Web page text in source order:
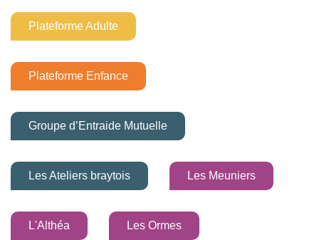
Plateforme Adulte
Plateforme Enfance
Groupe d’Entraide Mutuelle
Les Ateliers braytois Les Meuniers
L'Althéa Les Ormes